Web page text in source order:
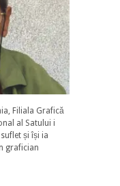
Filiala Grafică
al Satului i
și își ia
grafician